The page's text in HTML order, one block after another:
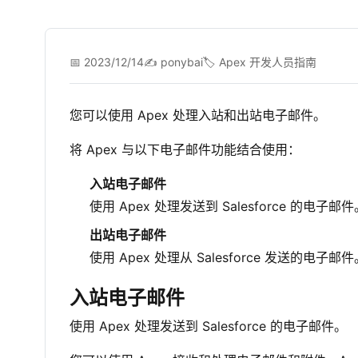
📅 2023/12/14✍️ ponybai🏷️ Apex 开发人员指南
您可以使用 Apex 处理入站和出站电子邮件。
将 Apex 与以下电子邮件功能结合使用：
入站电子邮件
使用 Apex 处理发送到 Salesforce 的电子邮件
出站电子邮件
使用 Apex 处理从 Salesforce 发送的电子邮件
入站电子邮件
使用 Apex 处理发送到 Salesforce 的电子邮件。